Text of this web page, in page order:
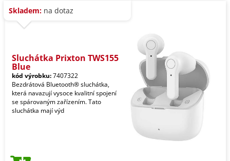
Skladem: na dotaz
Sluchátka Prixton TWS155
Blue
kód výrobku:7407322
Bezdrátová Bluetooth® sluchátka,
která navazují vysoce kvalitní spojení
se spárovaným zařízením. Tato
sluchátka mají výd